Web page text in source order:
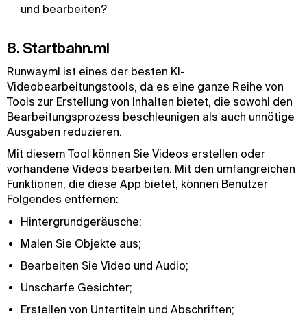
und bearbeiten?
8. Startbahn.ml
Runway.ml ist eines der besten KI-
Videobearbeitungstools, da es eine ganze Reihe von
Tools zur Erstellung von Inhalten bietet, die sowohl den
Bearbeitungsprozess beschleunigen als auch unnötige
Ausgaben reduzieren.
Mit diesem Tool können Sie Videos erstellen oder
vorhandene Videos bearbeiten. Mit den umfangreichen
Funktionen, die diese App bietet, können Benutzer
Folgendes entfernen:
Hintergrundgeräusche;
Malen Sie Objekte aus;
Bearbeiten Sie Video und Audio;
Unscharfe Gesichter;
Erstellen von Untertiteln und Abschriften;